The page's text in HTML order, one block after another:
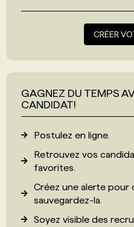
CRÉER
GAGNEZ DU TEMPS
CANDIDAT!
Postulez en ligne.
Retrouvez vos
favorites.
Créez une alerte pour
sauvegardez-la.
Soyez visible des